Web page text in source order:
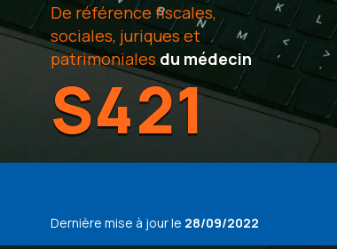
De référence fiscales,
sociales, juriques et
patrimoniales du médecin
S421
Dernière mise à jour le 28/09/2022